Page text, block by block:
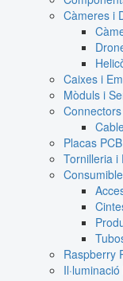
Càmeres i
Caixes i
Mòduls i
Placas
Tornilleria i
Raspberry